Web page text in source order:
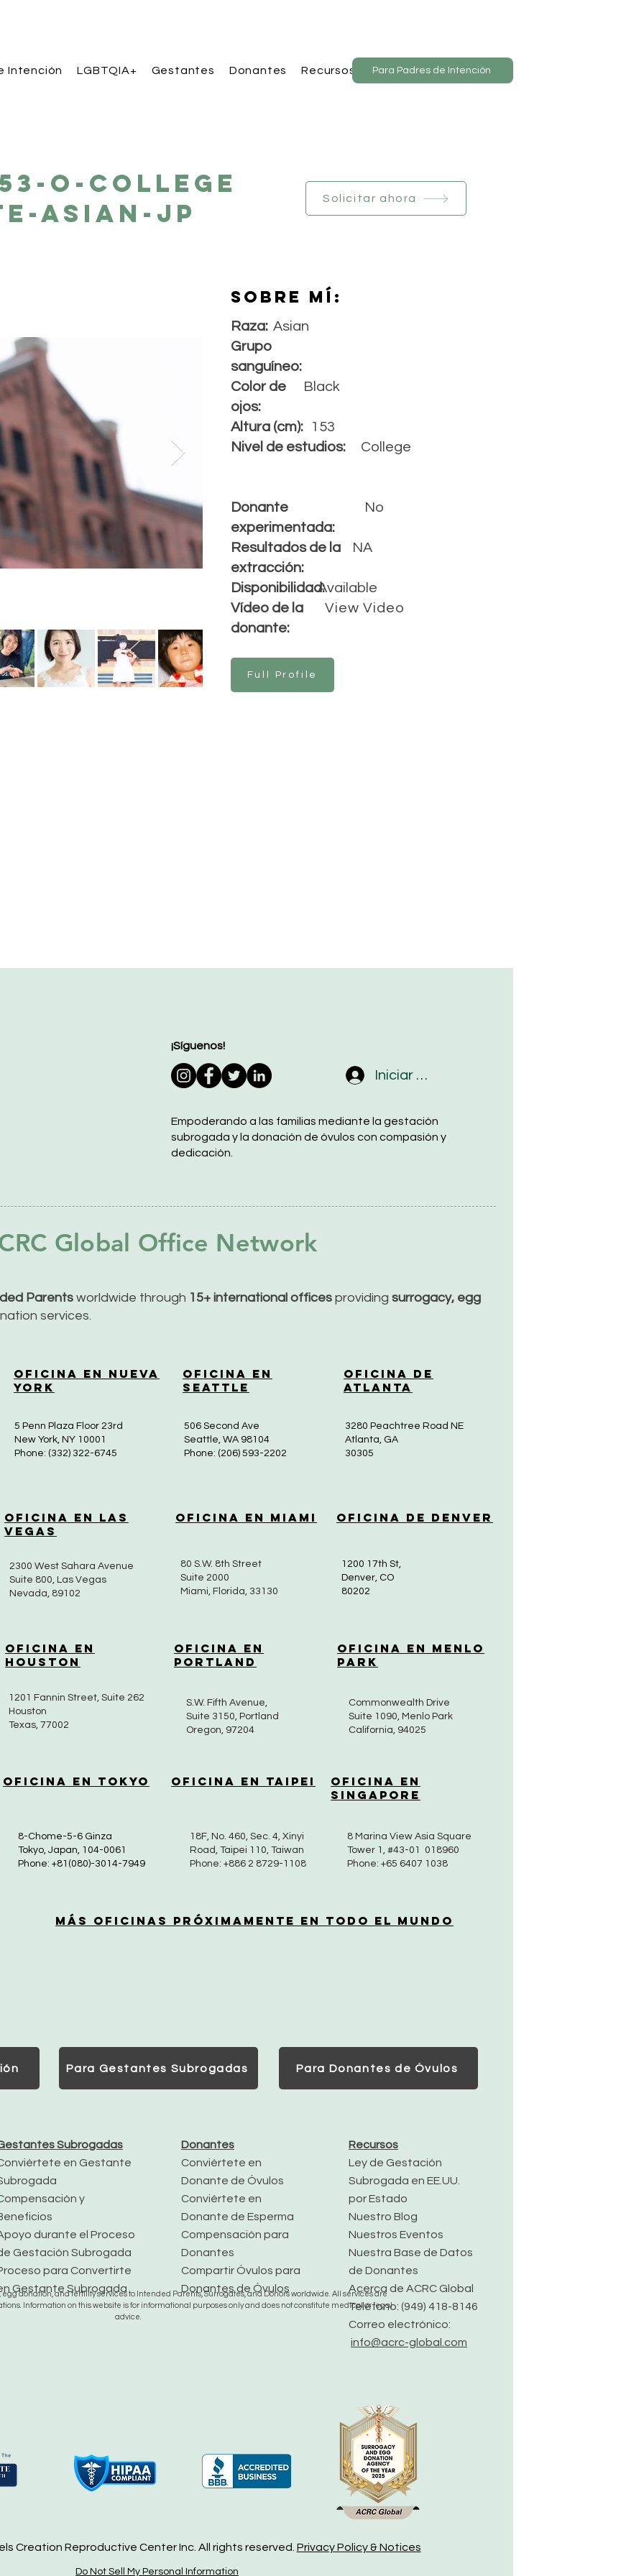
Intención LGBTQIA+ Gestantes Donantes Recursos Para Padres de Intención
O-College
Asian-JP
Solicitar ahora
Sobre mí:
Raza: Asian
Grupo
sanguíneo:
Color de
ojos:
Black
Altura (cm):
153
Nivel de estudios:
College
Donante
experimentada:
No
Resultados de la
extracción:
NA
Disponibilidad:Available
Vídeo de la
donante:
View Video
Full Profile
¡Síguenos!
Iniciar sesión
Empoderando a las familias mediante la gestación
subrogada y la donación de óvulos con compasión y
dedicación.
Global Office Network
Parents worldwide through 15+ international offices providing surrogacy, egg
services.
Oficina en Nueva
York
Oficina en
Seattle
Oficina de
Atlanta
5 Penn Plaza Floor 23rd
New York, NY 10001
Phone: (332) 322-6745
506 Second Ave
Seattle, WA 98104
Phone: (206) 593-2202
3280 Peachtree Road NE
Atlanta, GA
30305
Oficina en Las
Vegas
Oficina en Miami Oficina de Denver
2300 West Sahara Avenue
Suite 800, Las Vegas
Nevada, 89102
80 S.W. 8th Street
Suite 2000
Miami, Florida, 33130
1200 17th St,
Denver, CO
80202
Oficina en
Houston
Oficina en
Portland
Oficina en Menlo
Park
1201 Fannin Street, Suite 262
Houston
Texas, 77002
S.W. Fifth Avenue,
Suite 3150, Portland
Oregon, 97204
Commonwealth Drive
Suite 1090, Menlo Park
California, 94025
Oficina en Tokyo Oficina en Taipei
Oficina en
Singapore
8-Chome-5-6 Ginza
Tokyo, Japan, 104-0061
Phone: +81(080)-3014-7949
18F, No. 460, Sec. 4, Xinyi
Road, Taipei 110, Taiwan
Phone: +886 2 8729-1108
8 Marina View Asia Square
Tower 1, #43-01 018960
Phone: +65 6407 1038
Más Oficinas Próximamente en Todo el Mundo
Para Gestantes Subrogadas Para Donantes de Óvulos
Subrogadas
en Gestante
y
durante el Proceso
Gestación Subrogada
para Convertirte
Gestante Subrogada
Donantes
Conviértete en
Donante de Óvulos
Conviértete en
Donante de Esperma
Compensación para
Donantes
Compartir Óvulos para
Donantes de Óvulos
Recursos
Ley de Gestación
Subrogada en EE.UU.
por Estado
Nuestro Blog
Nuestros Eventos
Nuestra Base de Datos
de Donantes
Acerca de ACRC Global
Teléfono: (949) 418-8146
Correo electrónico:
info@acrc-global.com
Creation Reproductive Center Inc. All rights reserved. Privacy Policy & Notices
Do Not Sell My Personal Information
egg donation, and fertility services to Intended Parents, Surrogates, and Donors worldwide. All services are
Information on this website is for informational purposes only and does not constitute medical or legal
advice.